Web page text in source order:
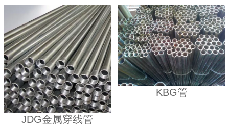
JDG金属穿线管
KBG管